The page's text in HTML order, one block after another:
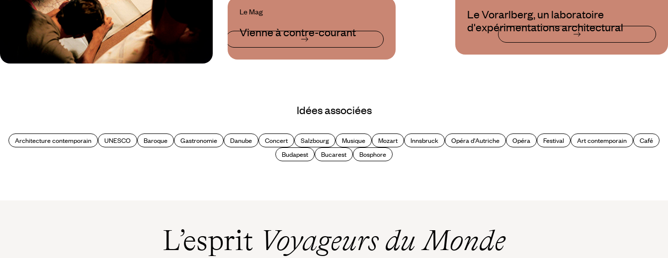
Le Mag
Vienne à contre-courant
Le Vorarlberg, un laboratoire
d'expérimentations architectural
Idées associées
Architecture contemporain UNESCO Baroque Gastronomie Danube Concert Salzbourg Musique Mozart Innsbruck Opéra d'Autriche Opéra Festival Art contemporain
Café
Budapest
Bucarest Bosphore
L’esprit Voyageurs du Monde